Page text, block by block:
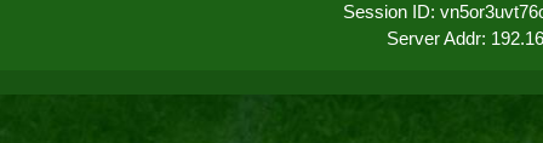
Session ID:
Server Addr: